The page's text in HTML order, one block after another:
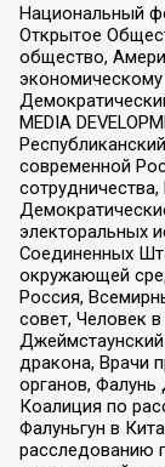
Национальный
Открытое
общество,
MEDIA
современной
электоральных
Соединенных
окружающей
Россия,
совет, Человек
дракона, Врачи
органов, Фалунь
Коалиция по
Фалуньгун в
расследованию